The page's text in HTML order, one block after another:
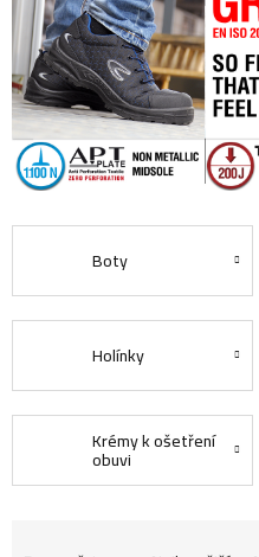
Boty
Holínky
Krémy k ošetření
obuvi